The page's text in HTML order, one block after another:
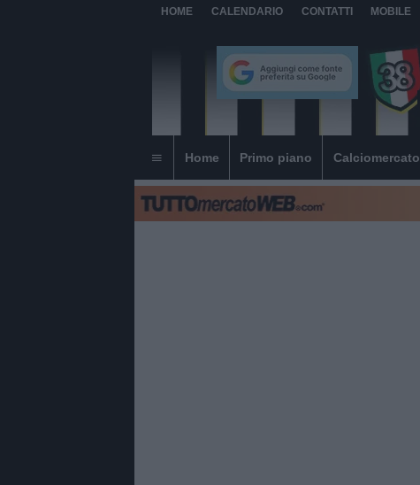
HOME CALENDARIO CONTATTI MOBILE
Home Primo piano Calciomercato